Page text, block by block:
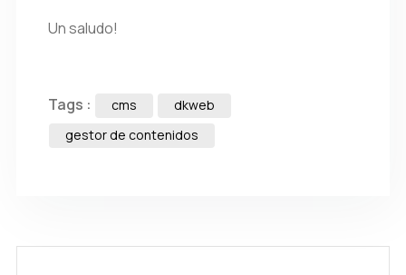
Un saludo!
Tags : cms
dkweb
gestor de contenidos